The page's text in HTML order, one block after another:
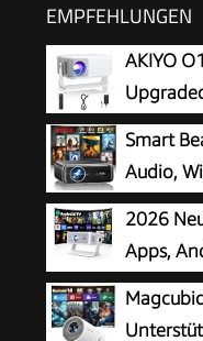
EMPFEHLUNGEN
AKIYO
1080P
Smart
Audio,
Beamer 4K
Bluetooth Full HD
Deckenmontage
2026
Apps,